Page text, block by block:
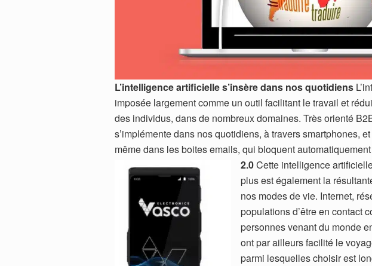
L’intelligence artificielle s’insère dans nos quotidiens
imposée largement comme un outil facilitant le travail et
des individus, dans de nombreux domaines. Très orienté
s’implémente dans nos quotidiens, à travers smartphones,
même dans les boites emails, qui bloquent
2.0Cette intelligence
plus est également la
nos modes de vie. Internet,
populations d’être en contact
personnes venant du monde
ont par ailleurs facilité le
parmi lesquelles choisir est